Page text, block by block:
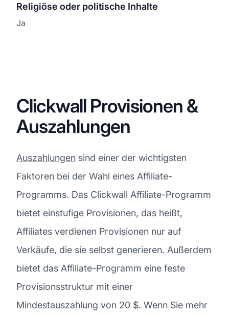
Religiöse oder politische Inhalte
Ja
Clickwall Provisionen &
Auszahlungen
Auszahlungen sind einer der wichtigsten
Faktoren bei der Wahl eines Affiliate-
Programms. Das Clickwall Affiliate-Programm
bietet einstufige Provisionen, das heißt,
Affiliates verdienen Provisionen nur auf
Verkäufe, die sie selbst generieren. Außerdem
bietet das Affiliate-Programm eine feste
Provisionsstruktur mit einer
Mindestauszahlung von 20 $. Wenn Sie mehr